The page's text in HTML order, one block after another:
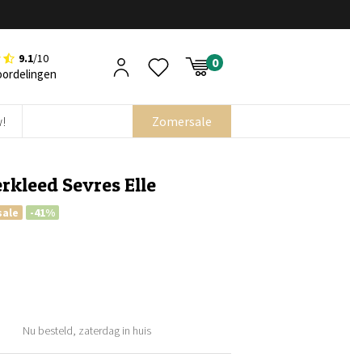
9.1/10
Zomersale
Sevres Elle
-41%
Nu besteld, zaterdag in huis